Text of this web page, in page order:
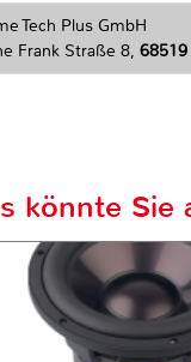
Tech Plus GmbH
Frank Straße 8, 68519
könnte Sie